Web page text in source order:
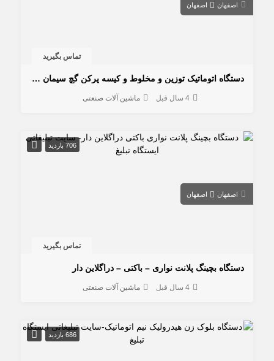
اصفهان اصفهان
تماس بگیرید
دستگاه اتوماتیک توزین و مخلوط و کیسه پرکن گچ سیمان آرد و شکر
4 سال قبل ماشین آلات صنعتی
706 بازدید
اصفهان اصفهان
تماس بگیرید
دستگاه بچینگ پلانت نواری – باکتی – دراگلاین دار
4 سال قبل ماشین آلات صنعتی
686 بازدید